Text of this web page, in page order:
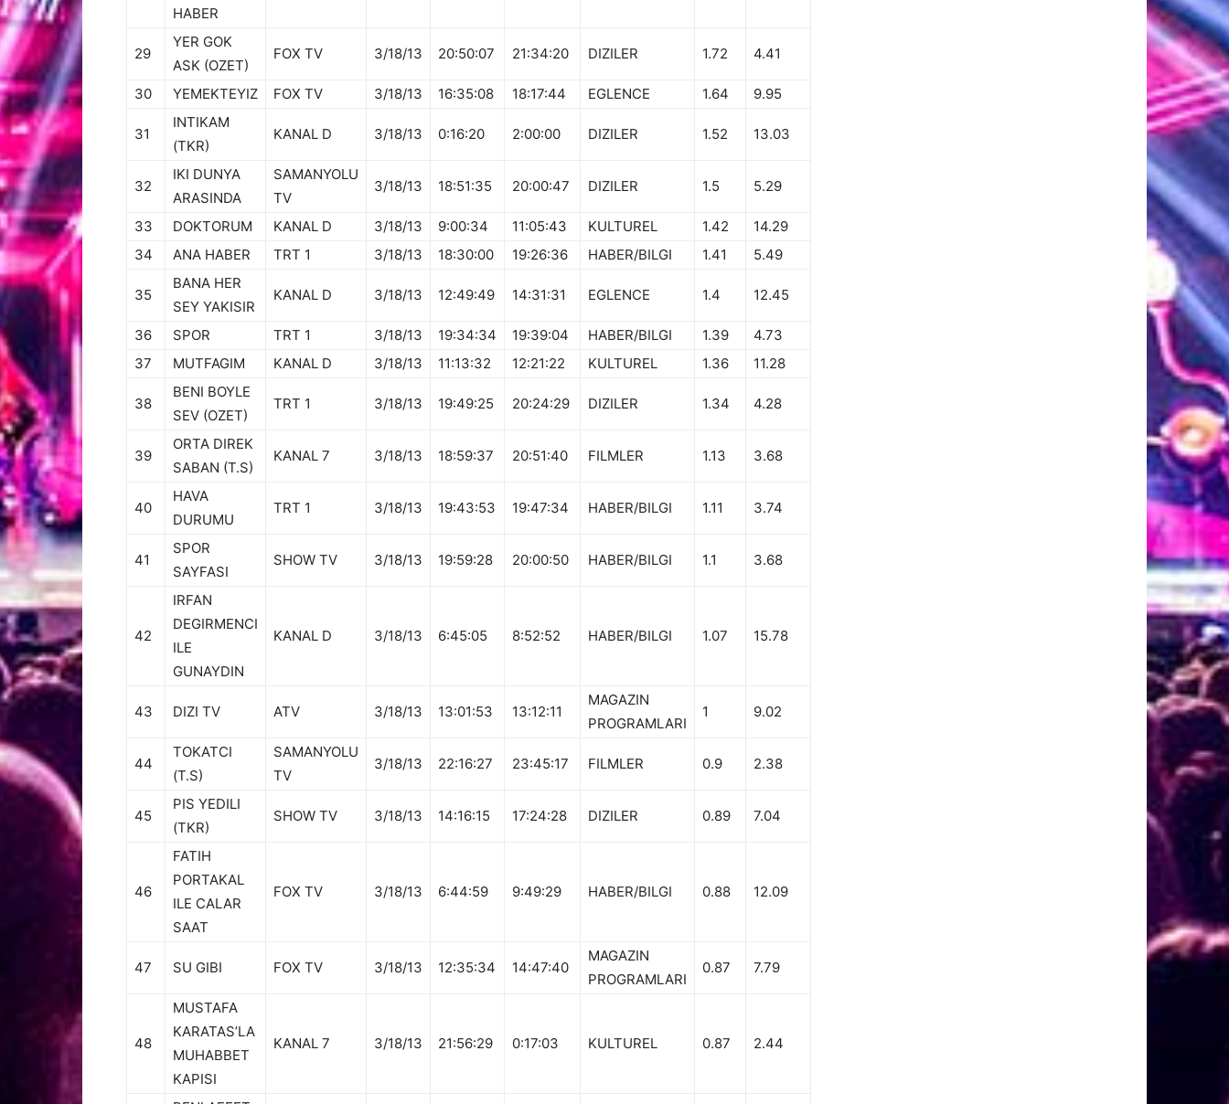
HABER
29
YER GOK
ASK (OZET)
FOX TV 3/18/13 20:50:07 21:34:20 DIZILER 1.72 4.41
30 YEMEKTEYIZ FOX TV 3/18/13 16:35:08 18:17:44 EGLENCE 1.64 9.95
31
INTIKAM
(TKR)
KANAL D 3/18/13 0:16:20 2:00:00 DIZILER 1.52 13.03
32
IKI DUNYA
ARASINDA
SAMANYOLU
TV
3/18/13 18:51:35 20:00:47 DIZILER 1.5 5.29
33 DOKTORUM KANAL D 3/18/13 9:00:34 11:05:43 KULTUREL 1.42
14.29
34
ANA HABER TRT 1 3/18/13 18:30:00 19:26:36 HABER/BILGI 1.41 5.49
35
BANA HER
SEY YAKISIR
KANAL D 3/18/13 12:49:49 14:31:31 EGLENCE 1.4 12.45
36 SPOR TRT 1 3/18/13 19:34:34 19:39:04 HABER/BILGI 1.39
4.73
37
MUTFAGIM KANAL D 3/18/13 11:13:32 12:21:22 KULTUREL 1.36 11.28
38
BENI BOYLE
SEV (OZET)
TRT 1 3/18/13 19:49:25 20:24:29 DIZILER 1.34 4.28
39
ORTA DIREK
SABAN (T.S)
KANAL 7 3/18/13 18:59:37 20:51:40 FILMLER 1.13 3.68
40
HAVA
DURUMU
TRT 1 3/18/13 19:43:53 19:47:34 HABER/BILGI 1.11 3.74
41
SPOR
SAYFASI
SHOW TV 3/18/13 19:59:28 20:00:50 HABER/BILGI 1.1 3.68
42
IRFAN
DEGIRMENCI
ILE
GUNAYDIN
KANAL D 3/18/13 6:45:05 8:52:52 HABER/BILGI 1.07 15.78
43 DIZI TV ATV 3/18/13 13:01:53 13:12:11
MAGAZIN
PROGRAMLARI
1 9.02
44
TOKATCI
(T.S)
SAMANYOLU
TV
3/18/13 22:16:27 23:45:17 FILMLER 0.9 2.38
45
PIS YEDILI
(TKR)
SHOW TV 3/18/13 14:16:15 17:24:28 DIZILER 0.89 7.04
46
FATIH
PORTAKAL
ILE CALAR
SAAT
FOX TV 3/18/13 6:44:59 9:49:29 HABER/BILGI 0.88 12.09
47 SU GIBI FOX TV 3/18/13 12:35:34 14:47:40
MAGAZIN
PROGRAMLARI
0.87 7.79
48
MUSTAFA
KARATAS’LA
MUHABBET
KAPISI
KANAL 7 3/18/13 21:56:29 0:17:03 KULTUREL 0.87 2.44